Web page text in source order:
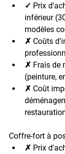
✓ Prix
inférieur
modèles
✗ Coûts
✗ Frais de
(peinture,
✗ Coût
Coffre-fort à
✗ Prix